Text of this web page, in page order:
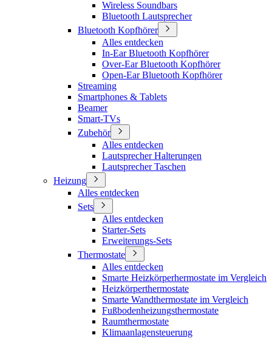
Wireless Soundbars
Bluetooth Lautsprecher
Bluetooth Kopfhörer
Alles entdecken
In-Ear Bluetooth Kopfhörer
Over-Ear Bluetooth Kopfhörer
Open-Ear Bluetooth Kopfhörer
Streaming
Smartphones & Tablets
Beamer
Smart-TVs
Zubehör
Alles entdecken
Lautsprecher Halterungen
Lautsprecher Taschen
Heizung
Alles entdecken
Sets
Alles entdecken
Starter-Sets
Erweiterungs-Sets
Thermostate
Alles entdecken
Smarte Heizkörperhermostate im Vergleich
Heizkörperthermostate
Smarte Wandthermostate im Vergleich
Fußbodenheizungsthermostate
Raumthermostate
Klimaanlagensteuerung